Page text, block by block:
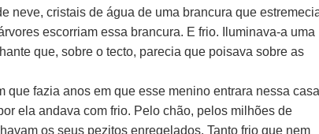
neve, cristais de água de uma brancura que
escorriam essa brancura. E frio. Iluminava-a uma
que, sobre o tecto, parecia que poisava sobre as
que fazia anos em que esse menino entrara nessa
ela andava com frio. Pelo chão, pelos milhões de
os seus pezitos enregelados. Tanto frio que nem